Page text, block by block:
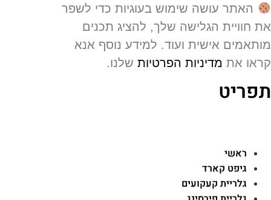
האתר עושה שימוש בעוגיות כדי לשפר
חוויית הגלישה שלך, להציג תכנים
אישית ועוד. למידע נוסף אנא
אתמדיניות הפרטיותשלנו.
ראשי
גיפט קארד
גלריית קעקועים